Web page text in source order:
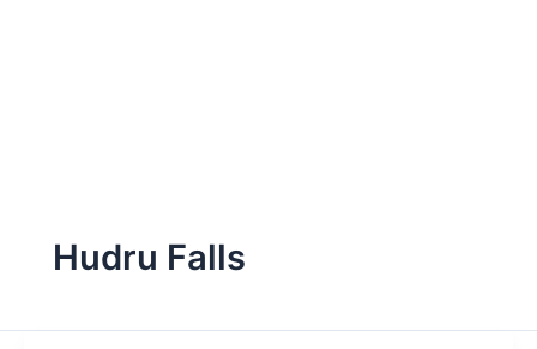
Hudru Falls